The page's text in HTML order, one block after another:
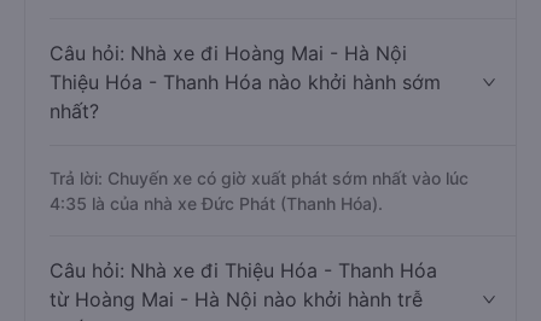
Câu hỏi: Nhà xe đi Hoàng Mai - Hà Nội
Thiệu Hóa - Thanh Hóa nào khởi hành sớm
nhất?
Trả lời: Chuyến xe có giờ xuất phát sớm nhất vào lúc
4:35 là của nhà xe Đức Phát (Thanh Hóa).
Câu hỏi: Nhà xe đi Thiệu Hóa - Thanh Hóa
từ Hoàng Mai - Hà Nội nào khởi hành trễ